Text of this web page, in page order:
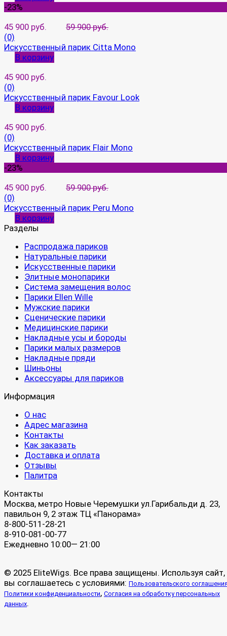
-23%
45 900 руб.
59 900 руб.
(0)
Искусственный парик Citta Mono
В корзину
45 900 руб.
(0)
Искусственный парик Favour Look
В корзину
45 900 руб.
(0)
Искусственный парик Flair Mono
В корзину
-23%
45 900 руб.
59 900 руб.
(0)
Искусственный парик Peru Mono
В корзину
Разделы
Распродажа париков
Натуральные парики
Искусственные парики
Элитные монопарики
Система замещения волос
Парики Ellen Wille
Мужские парики
Сценические парики
Медицинские парики
Накладные усы и бороды
Парики малых размеров
Накладные пряди
Шиньоны
Аксессуары для париков
Информация
О нас
Адрес магазина
Контакты
Как заказать
Доставка и оплата
Отзывы
Палитра
Контакты
Москва, метро Новые Черемушки ул.Гарибальди д. 23,
павильон 9, 2 этаж ТЦ «Панорама»
8-800-511-28-21
8-910-081-00-77
Ежедневно 10:00— 21:00
© 2025 EliteWigs. Все права защищены. Используя сайт,
вы соглашаетесь с условиями: Пользовательского
Политики конфиденциальности, Согласия на обработку персональных
данных.